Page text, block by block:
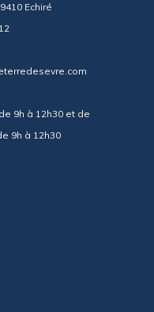
Echiré
9h à 12h30 et de
9h à 12h30